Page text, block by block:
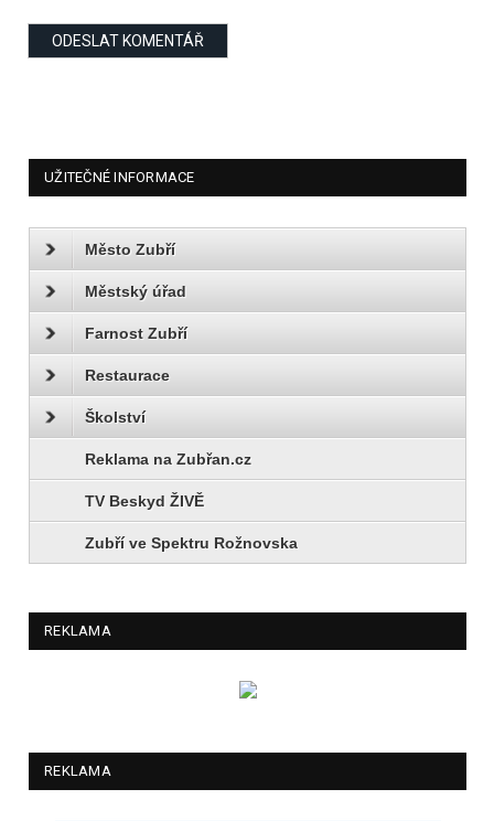
UŽITEČNÉ INFORMACE
Město Zubří
Městský úřad
Farnost Zubří
Restaurace
Školství
Reklama na Zubřan.cz
TV Beskyd ŽIVĚ
Zubří ve Spektru Rožnovska
REKLAMA
REKLAMA